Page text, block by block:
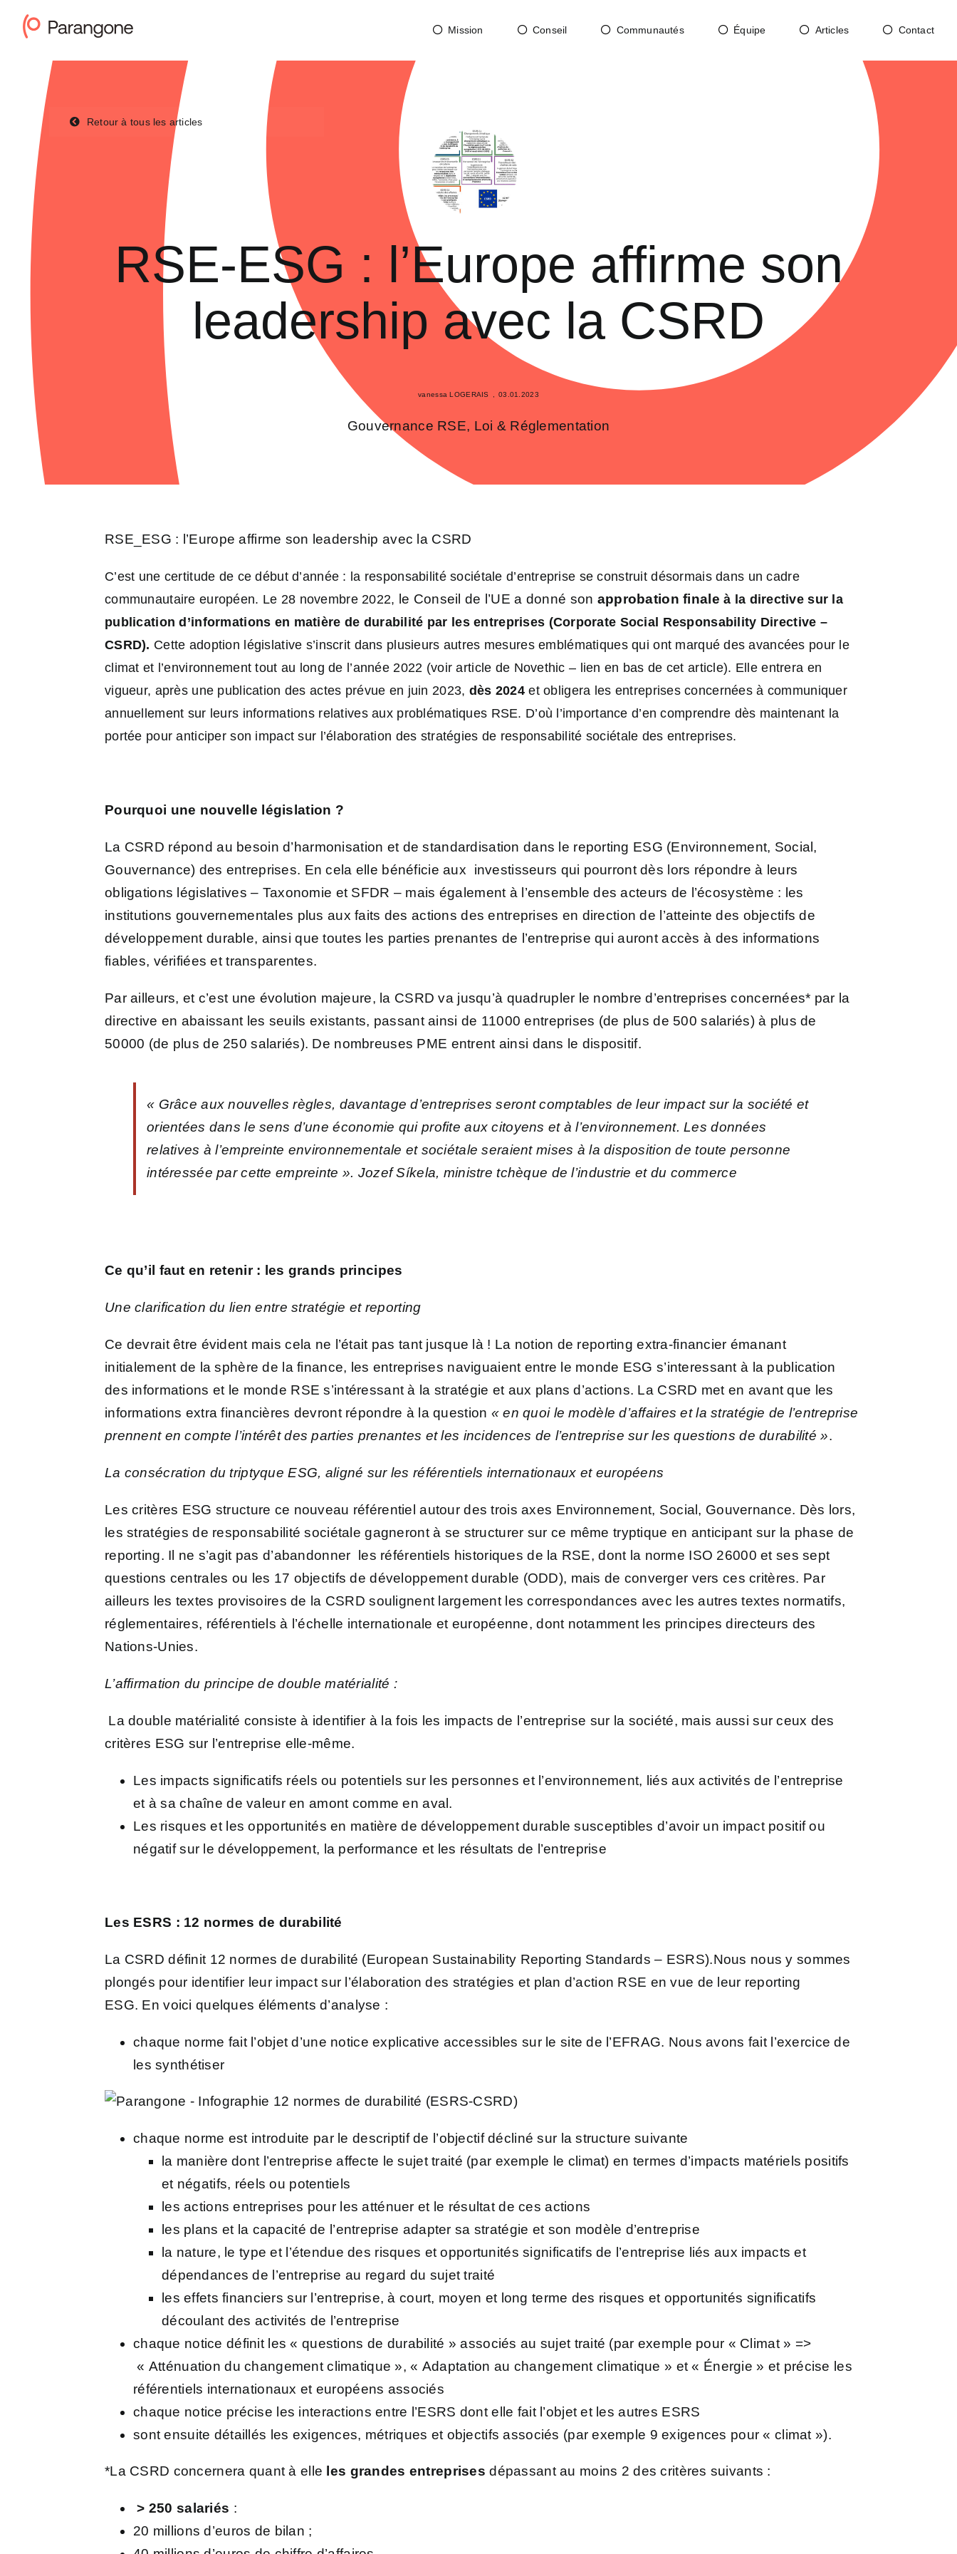
Mission Conseil Communautés Équipe Articles Contact
Retour à tous les articles
RSE-ESG : l’Europe affirme son
leadership avec la CSRD
vanessa LOGERAIS 03.01.2023
Gouvernance RSE, Loi & Réglementation
RSE_ESG : l’Europe affirme son leadership avec la CSRD
C’est une certitude de ce début d’année : la responsabilité sociétale d’entreprise se construit désormais dans un cadre
communautaire européen. Le 28 novembre 2022, le Conseil de l’UE a donné son approbation finaleà la directive sur la
publication d’informations en matière de durabilité par les entreprises (Corporate Social Responsability Directive –
CSRD). Cette adoption législative s’inscrit dans plusieurs autres mesures emblématiques qui ont marqué des avancées pour le
climat et l’environnement tout au long de l’année 2022 (voir article de Novethic – lien en bas de cet article). Elle entrera en
vigueur, après une publication des actes prévue en juin 2023, dès 2024et obligera les entreprises concernées à communiquer
annuellement sur leurs informations relatives aux problématiques RSE. D’où l’importance d’en comprendre dès maintenant la
portée pour anticiper son impact sur l’élaboration des stratégies de responsabilité sociétale des entreprises.
Pourquoi une nouvelle législation ?
La CSRD répond au besoin d’harmonisation et de standardisation dans le reporting ESG (Environnement, Social,
Gouvernance) des entreprises. En cela elle bénéficie aux investisseurs qui pourront dès lors répondre à leurs
obligations législatives – Taxonomie et SFDR – mais également à l’ensemble des acteurs de l’écosystème : les
institutions gouvernementales plus aux faits des actions des entreprises en direction de l’atteinte des objectifs de
développement durable, ainsi que toutes les parties prenantes de l’entreprise qui auront accès à des informations
fiables, vérifiées et transparentes.
Par ailleurs, et c’est une évolution majeure, la CSRD va jusqu’à quadrupler le nombre d’entreprises concernées* par la
directive en abaissant les seuils existants, passant ainsi de 11000 entreprises (de plus de 500 salariés) à plus de
50000 (de plus de 250 salariés). De nombreuses PME entrent ainsi dans le dispositif.
« Grâce aux nouvelles règles, davantage d’entreprises seront comptables de leur impact sur la société et
orientées dans le sens d’une économie qui profite aux citoyens et à l’environnement. Les données
relatives à l’empreinte environnementale et sociétale seraient mises à la disposition de toute personne
intéressée par cette empreinte ». Jozef Síkela, ministre tchèque de l’industrie et du commerce
Ce qu’il faut en retenir : les grands principes
Une clarification du lien entre stratégie et reporting
Ce devrait être évident mais cela ne l’était pas tant jusque là ! La notion de reporting extra-financier émanant
initialement de la sphère de la finance, les entreprises naviguaient entre le monde ESG s’interessant à la publication
des informations et le monde RSE s’intéressant à la stratégie et aux plans d’actions. La CSRD met en avant que les
informations extra financières devront répondre à la question « en quoi le modèle d’affaires et la stratégie de l’entreprise
prennent en compte l’intérêt des parties prenantes et les incidences de l’entreprise sur les questions de durabilité ».
La consécration du triptyque ESG, aligné sur les référentiels internationaux et européens
Les critères ESG structure ce nouveau référentiel autour des trois axes Environnement, Social, Gouvernance. Dès lors,
les stratégies de responsabilité sociétale gagneront à se structurer sur ce même tryptique en anticipant sur la phase de
reporting. Il ne s’agit pas d’abandonner les référentiels historiques de la RSE, dont la norme ISO 26000 et ses sept
questions centrales ou les 17 objectifs de développement durable (ODD), mais de converger vers ces critères. Par
ailleurs les textes provisoires de la CSRD soulignent largement les correspondances avec les autres textes normatifs,
réglementaires, référentiels à l’échelle internationale et européenne, dont notamment les principes directeurs des
Nations-Unies.
L’affirmation du principe de double matérialité :
La double matérialité consiste à identifier à la fois les impacts de l’entreprise sur la société, mais aussi sur ceux des
critères ESG sur l’entreprise elle-même.
Les impacts significatifs réels ou potentiels sur les personnes et l’environnement, liés aux activités de l’entreprise
et à sa chaîne de valeur en amont comme en aval.
Les risques et les opportunités en matière de développement durable susceptibles d’avoir un impact positif ou
négatif sur le développement, la performance et les résultats de l’entreprise
Les ESRS : 12 normes de durabilité
La CSRD définit 12 normes de durabilité (European Sustainability Reporting Standards – ESRS).Nous nous y sommes
plongés pour identifier leur impact sur l’élaboration des stratégies et plan d’action RSE en vue de leur reporting
ESG. En voici quelques éléments d’analyse :
chaque norme fait l’objet d’une notice explicative accessibles sur le site de l’EFRAG. Nous avons fait l’exercice de
les synthétiser
chaque norme est introduite par le descriptif de l’objectif décliné sur la structure suivante
la manière dont l’entreprise affecte le sujet traité (par exemple le climat) en termes d’impacts matériels positifs
et négatifs, réels ou potentiels
les actions entreprises pour les atténuer et le résultat de ces actions
les plans et la capacité de l’entreprise adapter sa stratégie et son modèle d’entreprise
la nature, le type et l’étendue des risques et opportunités significatifs de l’entreprise liés aux impacts et
dépendances de l’entreprise au regard du sujet traité
les effets financiers sur l’entreprise, à court, moyen et long terme des risques et opportunités significatifs
découlant des activités de l’entreprise
chaque notice définit les « questions de durabilité » associés au sujet traité (par exemple pour « Climat » =>
« Atténuation du changement climatique », « Adaptation au changement climatique » et « Énergie » et précise les
référentiels internationaux et européens associés
chaque notice précise les interactions entre l’ESRS dont elle fait l’objet et les autres ESRS
sont ensuite détaillés les exigences, métriques et objectifs associés (par exemple 9 exigences pour « climat »).
*La CSRD concernera quant à elle les grandes entreprises dépassant au moins 2 des critères suivants :
> 250 salariés :
20 millions d’euros de bilan ;